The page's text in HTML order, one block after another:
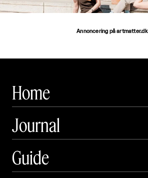
Annoncering på artmatter.dk
Home
Journal
Guide